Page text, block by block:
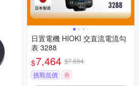
日置電機 HIOKI 交直流電流勾
表 3288
$7,464 $7,694
挑戰低價
券